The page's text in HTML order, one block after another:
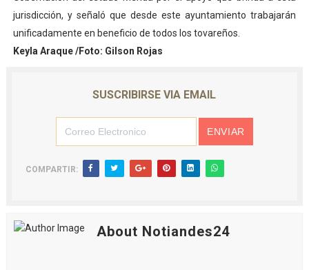
jurisdicción, y señaló que desde este ayuntamiento trabajarán
unificadamente en beneficio de todos los tovareños.
Keyla Araque /Foto: Gilson Rojas
SUSCRIBIRSE VIA EMAIL
COMPARTIR:
About Notiandes24